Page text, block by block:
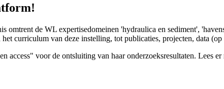
omtrent de WL expertisedomeinen 'hydraulica en sediment',
curriculum van deze instelling, tot publicaties, projecten, data
access" voor de ontsluiting van haar onderzoeksresultaten. Lees er